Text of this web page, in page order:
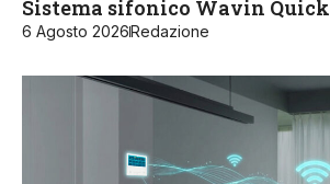
Sistema sifonico Wavin
6 Agosto 2026Redazione